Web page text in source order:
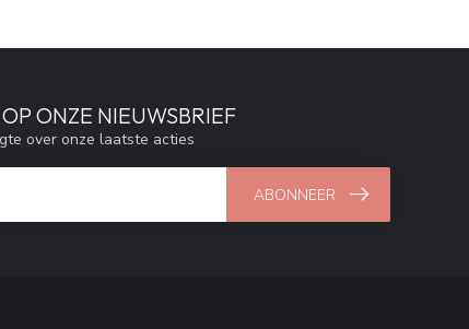
ONZE NIEUWSBRIEF
over onze laatste acties
ABONNEER